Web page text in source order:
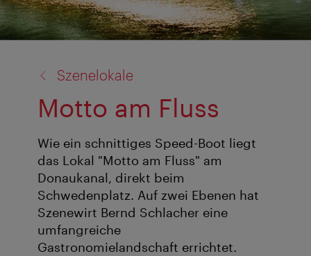
Szenelokale
Motto am Fluss
Wie ein schnittiges Speed-Boot liegt
das Lokal "Motto am Fluss" am
Donaukanal, direkt beim
Schwedenplatz. Auf zwei Ebenen hat
Szenewirt Bernd Schlacher eine
umfangreiche
Gastronomielandschaft errichtet.